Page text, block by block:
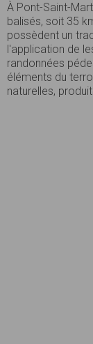
À Pont-Saint-
balisés, soit 35
possèdent un
l'application de
randonnées
éléments du
naturelles,